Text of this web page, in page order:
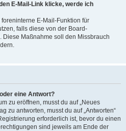
E-Mail-Link klicke, werde ich
E-Mail-Funktion für
falls diese von der Board-
Maßnahme soll den Missbrauch
eine Antwort?
zu eröffnen, musst du auf „Neues
zu antworten, musst du auf „Antworten“
erforderlich ist, bevor du einen
sind jeweils am Ende der